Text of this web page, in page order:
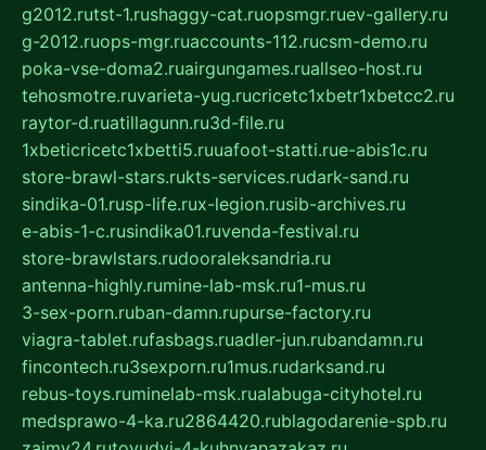
g2012.rutst-1.rushaggy-cat.ruopsmgr.ruev-gallery.ru
g-2012.ruops-mgr.ruaccounts-112.rucsm-demo.ru
poka-vse-doma2.ruairgungames.ruallseo-host.ru
tehosmotre.ruvarieta-yug.rucricetc1xbetr1xbetcc2.ru
raytor-d.ruatillagunn.ru3d-file.ru
1xbeticricetc1xbetti5.ruuafoot-statti.rue-abis1c.ru
store-brawl-stars.rukts-services.rudark-sand.ru
sindika-01.rusp-life.rux-legion.rusib-archives.ru
e-abis-1-c.rusindika01.ruvenda-festival.ru
store-brawlstars.rudooraleksandria.ru
antenna-highly.rumine-lab-msk.ru1-mus.ru
3-sex-porn.ruban-damn.rupurse-factory.ru
viagra-tablet.rufasbags.ruadler-jun.rubandamn.ru
fincontech.ru3sexporn.ru1mus.rudarksand.ru
rebus-toys.ruminelab-msk.rualabuga-cityhotel.ru
medsprawo-4-ka.ru2864420.rublagodarenie-spb.ru